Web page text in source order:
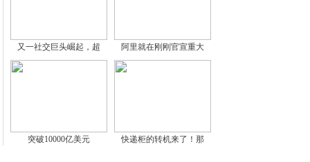
又一社交巨头崛起，超 阿里就在刚刚官宣重大
突破10000亿美元 快递柜的转机来了！那